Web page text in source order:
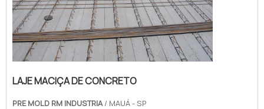
LAJE MACIÇA DE CONCRETO
PRE MOLD RM INDUSTRIA/ MAUÁ - SP